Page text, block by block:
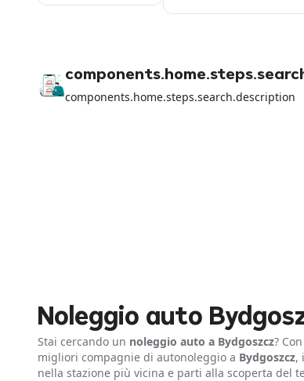
components.home.steps.search.description
Noleggio auto
Stai cercando un noleggio auto a Bydgoszcz? Con
migliori compagnie di autonoleggio a Bydgoszcz,
nella stazione più vicina e parti alla scoperta del